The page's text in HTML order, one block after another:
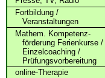
Fortbildung /
Veranstaltungen
Mathem. Kompetenz­
förderung Ferienkurse /
Einzelcoaching /
Prüfungs­vorbereitung
online-Therapie